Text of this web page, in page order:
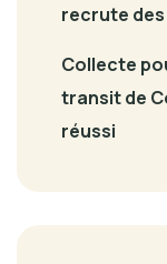
recrute
Collecte
transit de
réussi